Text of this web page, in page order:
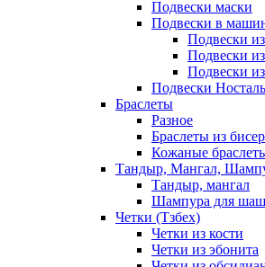
Подвески маски
Подвески в
Подвески
Подвески
Подвески
Подвески
Браслеты
Разное
Браслеты из
Кожаные
Тандыр, Мангал,
Тандыр, мангал
Шампура для
Четки (Тзбех)
Четки из кости
Четки из эбонита